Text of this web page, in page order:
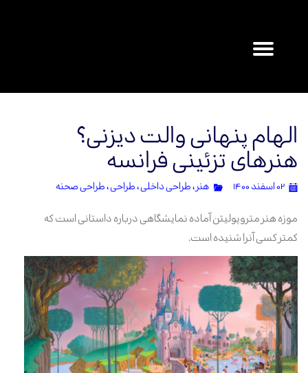
الهام پنهانی والت دیزنی؟
هنرهای تزئینی فرانسه
۰۲ اسفند ۱۴۰۰ هنر،طراحی داخلی،طراحی،طراحی‌ صحنه
موزه هنر متروپولیتن آماده نمایشگاهی درباره داستانی است که
کمتر کسی آنرا شنیده است.